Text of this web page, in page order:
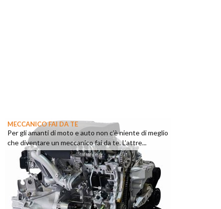
MECCANICO FAI DA TE
Per gli amanti di moto e auto non c’è niente di meglio
che diventare un meccanico fai da te. L’attre...